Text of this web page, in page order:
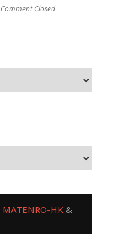
Comment Closed
MATENRO-HK &